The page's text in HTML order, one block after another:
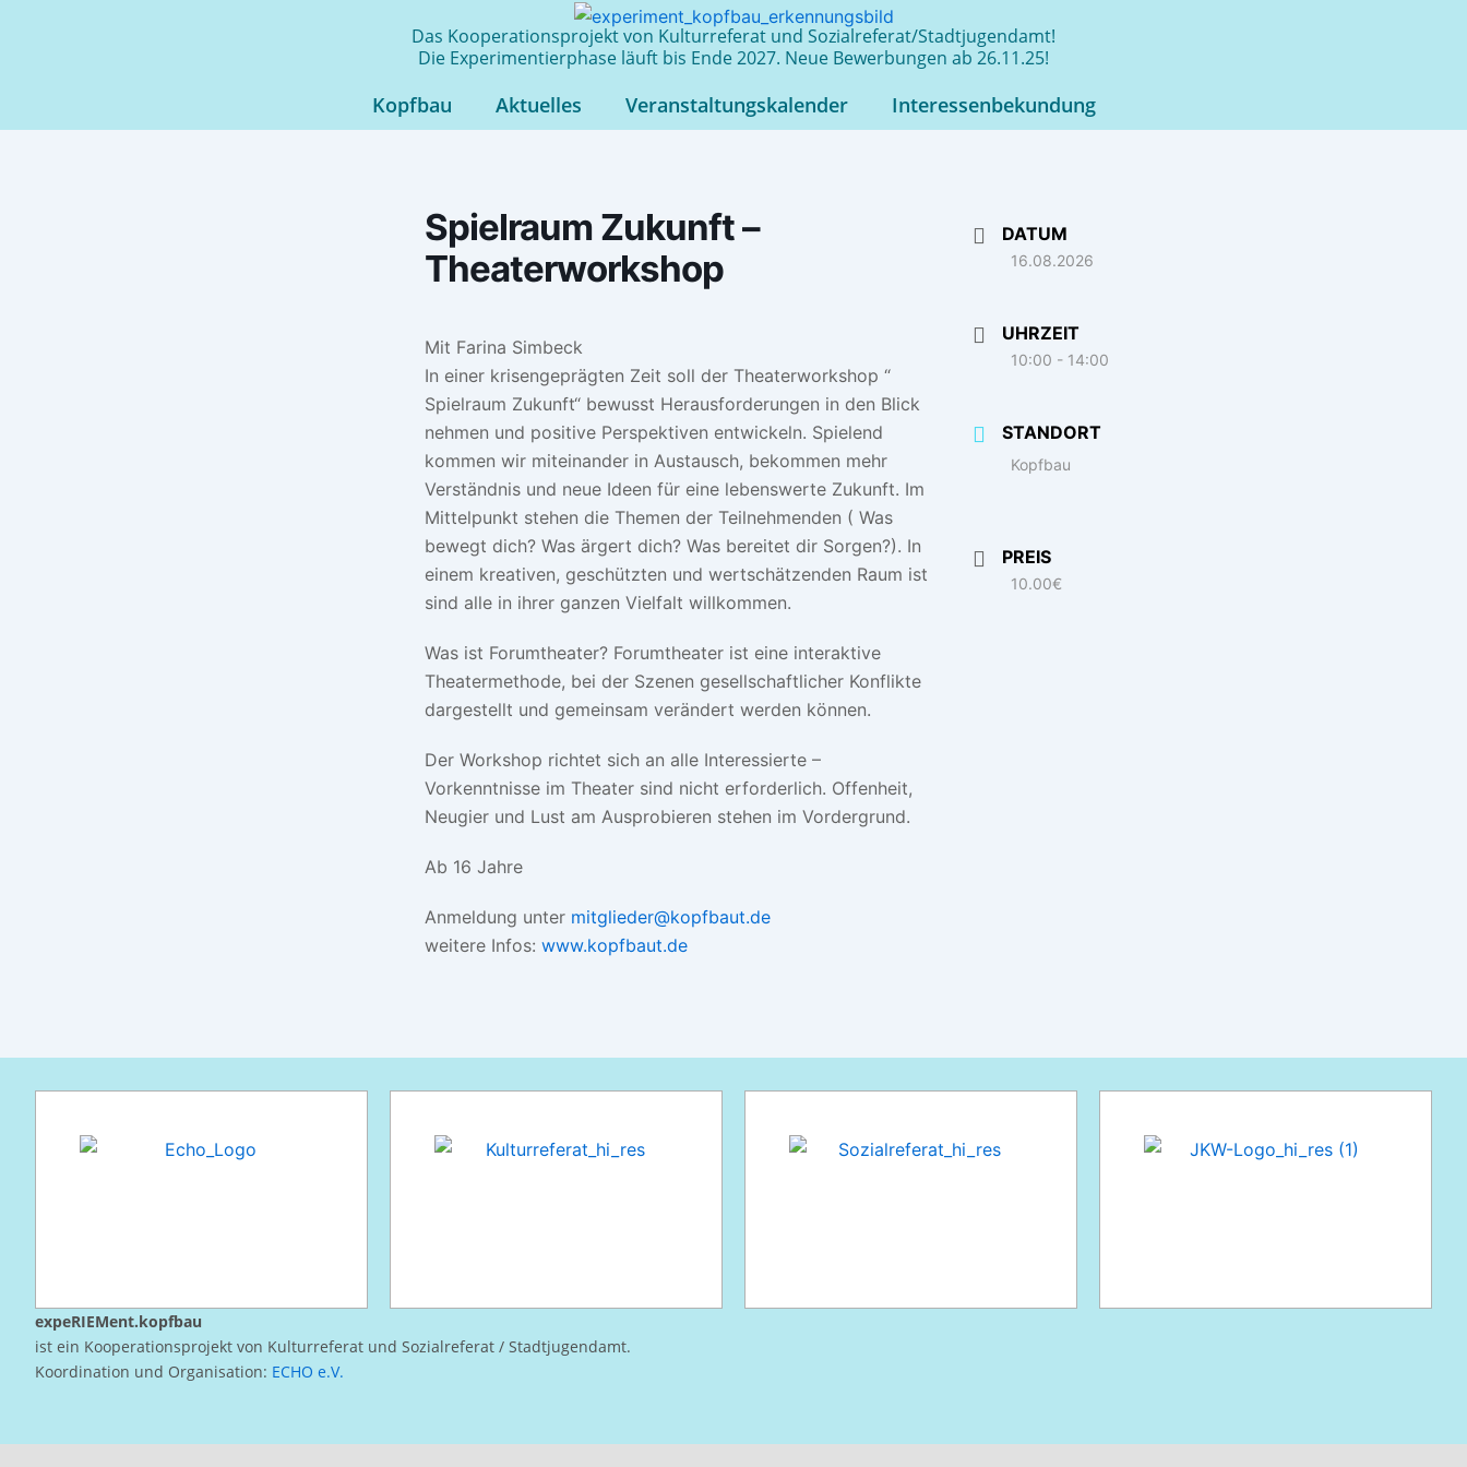
Das Kooperationsprojekt von Kulturreferat und Sozialreferat/Stadtjugendamt!
Die Experimentierphase läuft bis Ende 2027. Neue Bewerbungen ab 26.11.25!
Kopfbau Aktuelles Veranstaltungskalender Interessenbekundung
Spielraum Zukunft –
Theaterworkshop
Mit Farina Simbeck
In einer krisengeprägten Zeit soll der Theaterworkshop “
Spielraum Zukunft“ bewusst Herausforderungen in den Blick
nehmen und positive Perspektiven entwickeln. Spielend
kommen wir miteinander in Austausch, bekommen mehr
Verständnis und neue Ideen für eine lebenswerte Zukunft. Im
Mittelpunkt stehen die Themen der Teilnehmenden ( Was
bewegt dich? Was ärgert dich? Was bereitet dir Sorgen?). In
einem kreativen, geschützten und wertschätzenden Raum ist
sind alle in ihrer ganzen Vielfalt willkommen.
Was ist Forumtheater? Forumtheater ist eine interaktive
Theatermethode, bei der Szenen gesellschaftlicher Konflikte
dargestellt und gemeinsam verändert werden können.
Der Workshop richtet sich an alle Interessierte –
Vorkenntnisse im Theater sind nicht erforderlich. Offenheit,
Neugier und Lust am Ausprobieren stehen im Vordergrund.
Ab 16 Jahre
Anmeldung unter mitglieder@kopfbaut.de
weitere Infos: www.kopfbaut.de
DATUM
16.08.2026
UHRZEIT
10:00 - 14:00
STANDORT
Kopfbau
PREIS
10.00€
expeRIEMent.kopfbau
ist ein Kooperationsprojekt von Kulturreferat und Sozialreferat / Stadtjugendamt.
Koordination und Organisation: ECHO e.V.